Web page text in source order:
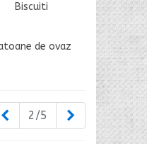
Biscuiti
de ovaz
Inapoi
2/5 Urmatorul